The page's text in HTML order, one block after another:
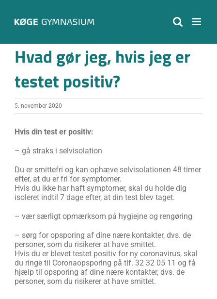
content
Hvad gør jeg, hvis jeg er
testet positiv?
5. november 2020
Hvis din test er positiv:
– gå straks i selvisolation
Du er smittefri og kan ophæve selvisolationen 48 timer
efter, at du er fri for symptomer.
Hvis du ikke har haft symptomer, skal du holde dig
isoleret indtil 7 dage efter, at din test blev taget.
– vær særligt opmærksom på hygiejne og rengøring
– sørg for opsporing af dine nære kontakter, dvs. de
personer, som du risikerer at have smittet.
Hvis du er blevet testet positiv for ny coronavirus, skal
du ringe til Coronaopsporing på tlf. 32 32 05 11 og få
hjælp til opsporing af dine nære kontakter, dvs. de
personer, som du risikerer at have smittet.